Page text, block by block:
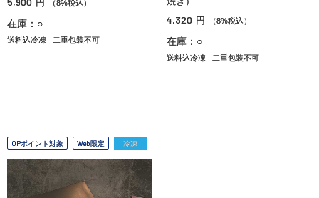
円 （8%税込）
在庫：○
送料込冷凍 二重包装不可
4,320 円 （8%税込）
在庫：○
送料込冷凍 二重包装不可
OPポイント対象 Web限定 冷凍